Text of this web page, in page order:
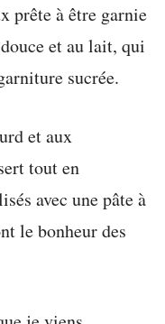
prête à être garnie
et au lait, qui
sucrée.